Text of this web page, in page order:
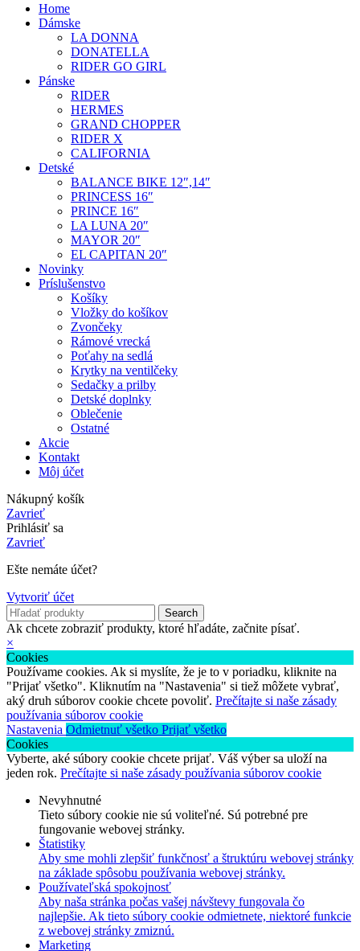
Home
Dámske
LA DONNA
DONATELLA
RIDER GO GIRL
Pánske
RIDER
HERMES
GRAND CHOPPER
RIDER X
CALIFORNIA
Detské
BALANCE BIKE 12″,14″
PRINCESS 16″
PRINCE 16″
LA LUNA 20″
MAYOR 20″
EL CAPITAN 20″
Novinky
Príslušenstvo
Košíky
Vložky do košíkov
Zvončeky
Rámové vrecká
Poťahy na sedlá
Krytky na ventilčeky
Sedačky a prilby
Detské doplnky
Oblečenie
Ostatné
Akcie
Kontakt
Môj účet
Nákupný košík
Zavrieť
Prihlásiť sa
Zavrieť
Ešte nemáte účet?
Vytvoriť účet
Search
Ak chcete zobraziť produkty, ktoré hľadáte, začnite písať.
×
Cookies
Používame cookies. Ak si myslíte, že je to v poriadku, kliknite na
"Prijať všetko". Kliknutím na "Nastavenia" si tiež môžete vybrať,
aký druh súborov cookie chcete povoliť. Prečítajte si naše zásady
používania súborov cookie
Nastavenia Odmietnuť všetko Prijať všetko
Cookies
Vyberte, aké súbory cookie chcete prijať. Váš výber sa uloží na
jeden rok. Prečítajte si naše zásady používania súborov cookie
Nevyhnutné
Tieto súbory cookie nie sú voliteľné. Sú potrebné pre
fungovanie webovej stránky.
Štatistiky
Aby sme mohli zlepšiť funkčnosť a štruktúru webovej stránky
na základe spôsobu používania webovej stránky.
Používateľská spokojnosť
Aby naša stránka počas vašej návštevy fungovala čo
najlepšie. Ak tieto súbory cookie odmietnete, niektoré funkcie
z webovej stránky zmiznú.
Marketing